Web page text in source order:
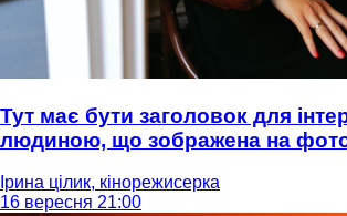
Тут має бути заголовок для
людиною, що зображена на
Ірина цілик, кінорежисерка
16 вересня 21:00